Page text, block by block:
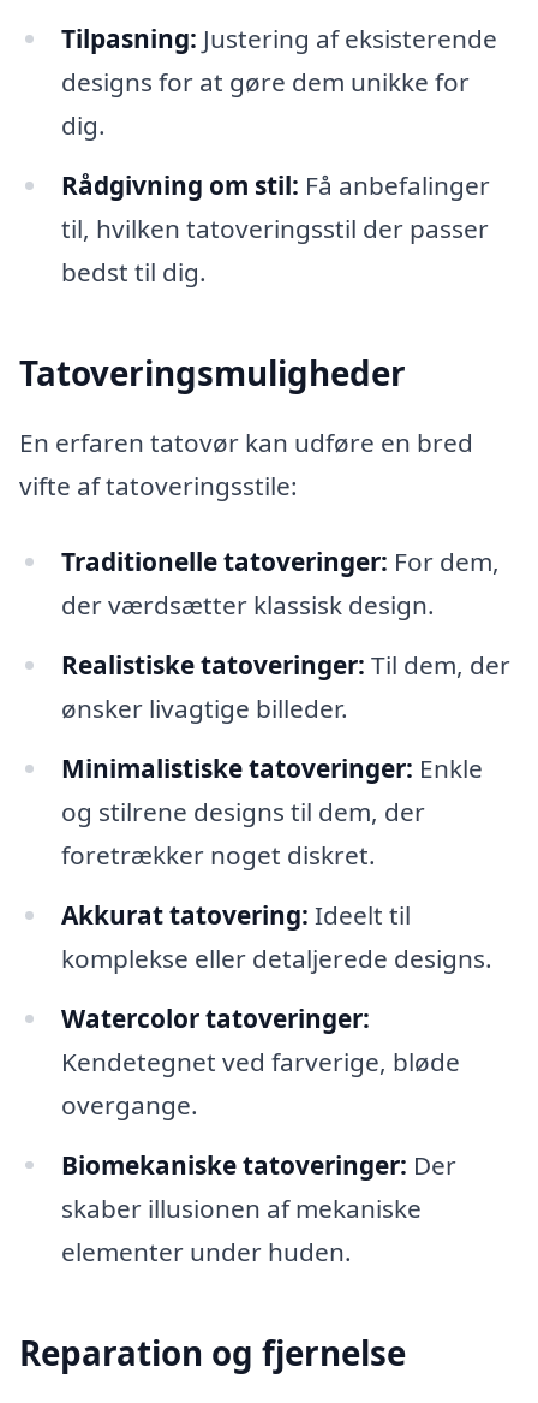
Tilpasning: Justering af eksisterende
designs for at gøre dem unikke for
dig.
Rådgivning om stil: Få anbefalinger
til, hvilken tatoveringsstil der passer
bedst til dig.
Tatoveringsmuligheder
En erfaren tatovør kan udføre en bred
vifte af tatoveringsstile:
Traditionelle tatoveringer: For dem,
der værdsætter klassisk design.
Realistiske tatoveringer: Til dem, der
ønsker livagtige billeder.
Minimalistiske tatoveringer: Enkle
og stilrene designs til dem, der
foretrækker noget diskret.
Akkurat tatovering: Ideelt til
komplekse eller detaljerede designs.
Watercolor tatoveringer:
Kendetegnet ved farverige, bløde
overgange.
Biomekaniske tatoveringer: Der
skaber illusionen af mekaniske
elementer under huden.
Reparation og fjernelse